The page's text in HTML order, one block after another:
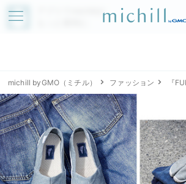
アプリでmichillが
michill byGMO（ミチル） ファッション 『